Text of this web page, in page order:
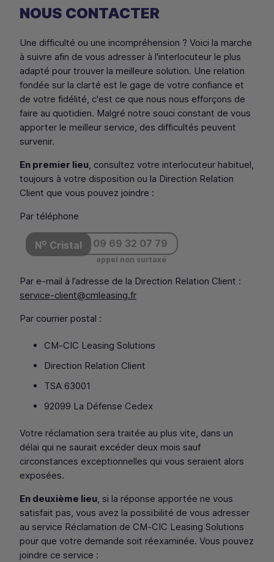
NOUS CONTACTER
Une difficulté ou une incompréhension ? Voici la marche
à suivre afin de vous adresser à l'interlocuteur le plus
adapté pour trouver la meilleure solution. Une relation
fondée sur la clarté est le gage de votre confiance et
de votre fidélité, c'est ce que nous nous efforçons de
faire au quotidien. Malgré notre souci constant de vous
apporter le meilleur service, des difficultés peuvent
survenir.
En premier lieu, consultez votre interlocuteur habituel,
toujours à votre disposition ou la Direction Relation
Client que vous pouvez joindre :
Par téléphone
No Cristal 09 69 32 07 79
appel non surtaxé
Par e-mail à l’adresse de la Direction Relation Client :
service-client@cmleasing.fr
Par courrier postal :
CM‑CIC Leasing Solutions
Direction Relation Client
TSA 63001
92099 La Défense Cedex
Votre réclamation sera traitée au plus vite, dans un
délai qui ne saurait excéder deux mois sauf
circonstances exceptionnelles qui vous seraient alors
exposées.
En deuxième lieu, si la réponse apportée ne vous
satisfait pas, vous avez la possibilité de vous adresser
au service Réclamation de CM‑CIC Leasing Solutions
pour que votre demande soit réexaminée. Vous pouvez
joindre ce service :